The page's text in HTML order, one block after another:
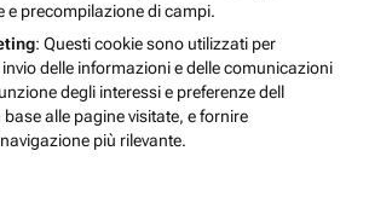
e precompilazione di campi.
: Questi cookie sono utilizzati per
delle informazioni e delle comunicazioni
degli interessi e preferenze dell
base alle pagine visitate, e fornire
più rilevante.